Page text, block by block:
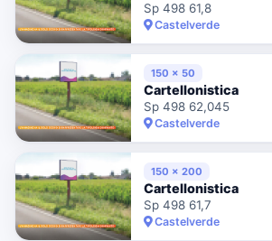
Sp 498 61,8
Castelverde
150 x 50
Cartellonistica
Sp 498 62,045
Castelverde
150 x 200
Cartellonistica
Sp 498 61,7
Castelverde